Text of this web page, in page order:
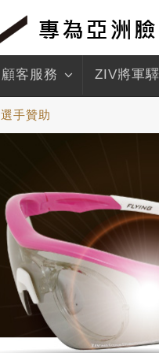
顧客服務 ZIV將軍
選手贊助